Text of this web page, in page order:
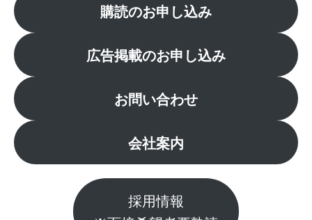
購読のお申し込み
広告掲載のお申し込み
お問い合わせ
会社案内
採用情報